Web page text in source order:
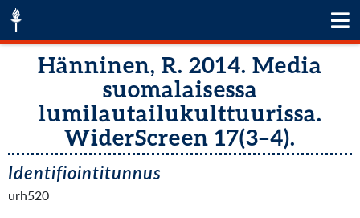
Hänninen, R. 2014. Media
suomalaisessa
lumilautailukulttuurissa.
WiderScreen 17(3–4).
Identifiointitunnus
urh520